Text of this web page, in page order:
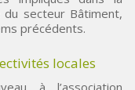
secteur Bâtiment,
précédents.
locales